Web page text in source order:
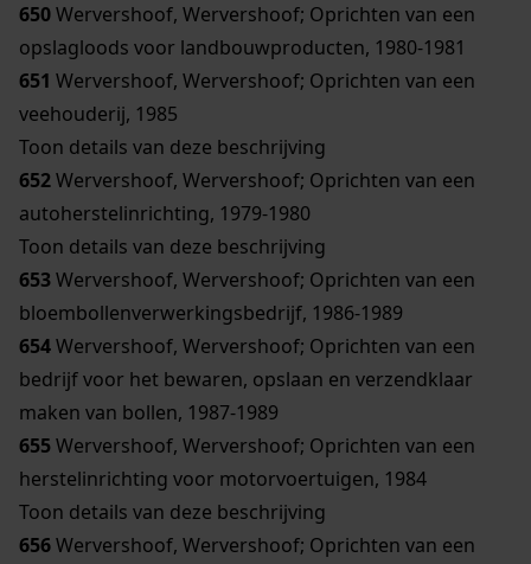
650Wervershoof, Wervershoof; Oprichten van een
opslagloods voor landbouwproducten, 1980-1981
651 Wervershoof, Wervershoof; Oprichten van een
veehouderij, 1985
Toon details van deze beschrijving
652Wervershoof, Wervershoof; Oprichten van een
autoherstelinrichting, 1979-1980
Toon details van deze beschrijving
653Wervershoof, Wervershoof; Oprichten van een
bloembollenverwerkingsbedrijf, 1986-1989
654Wervershoof, Wervershoof; Oprichten van een
bedrijf voor het bewaren, opslaan en verzendklaar
maken van bollen, 1987-1989
655Wervershoof, Wervershoof; Oprichten van een
herstelinrichting voor motorvoertuigen, 1984
Toon details van deze beschrijving
656Wervershoof, Wervershoof; Oprichten van een